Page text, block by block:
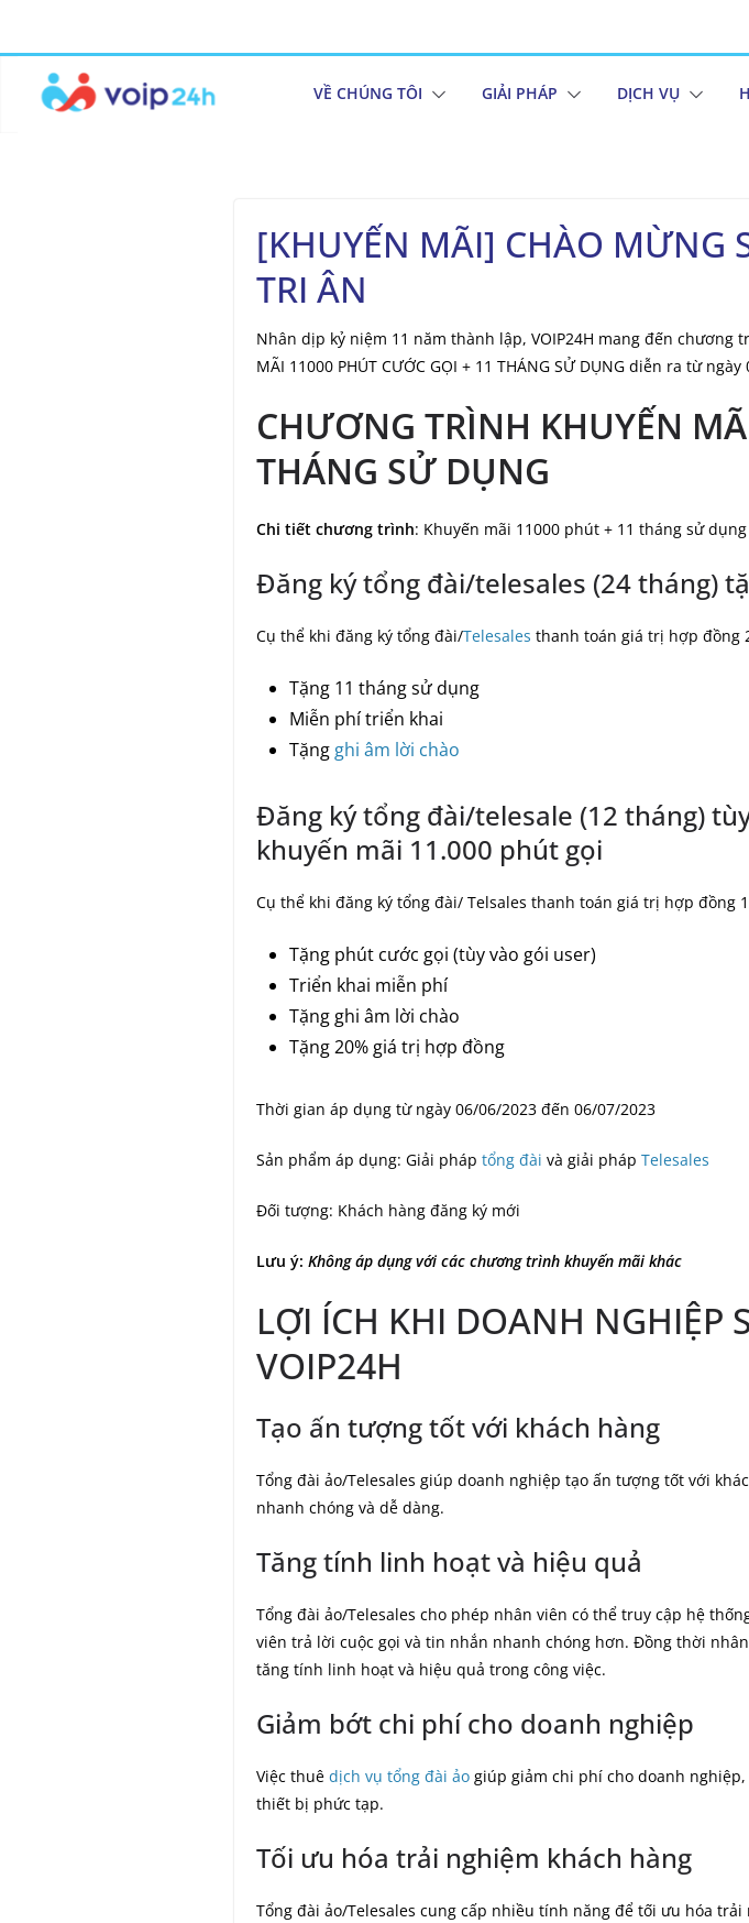
VỀ CHÚNG TÔI GIẢI PHÁP DỊCH VỤ
[KHUYẾN MÃI] CHÀO MỪNG
TRI ÂN
Nhân dịp kỷ niệm 11 năm thành lập, VOIP24H mang đến chương
MÃI 11000 PHÚT CƯỚC GỌI + 11 THÁNG SỬ DỤNG diễn ra từ
CHƯƠNG TRÌNH KHUYẾN
THÁNG SỬ DỤNG
Chi tiết chương trình: Khuyến mãi 11000 phút + 11 tháng sử dụng
Đăng ký tổng đài/telesales (24 tháng)
Cụ thể khi đăng ký tổng đài/Telesales thanh toán giá trị hợp đồng
Tặng 11 tháng sử dụng
Miễn phí triển khai
Tặng ghi âm lời chào
Đăng ký tổng đài/telesale (12 tháng)
khuyến mãi 11.000 phút gọi
Cụ thể khi đăng ký tổng đài/ Telsales thanh toán giá trị hợp đồng
Tặng phút cước gọi (tùy vào gói user)
Triển khai miễn phí
Tặng ghi âm lời chào
Tặng 20% giá trị hợp đồng
Thời gian áp dụng từ ngày 06/06/2023 đến 06/07/2023
Sản phẩm áp dụng: Giải pháp tổng đài và giải pháp Telesales
Đối tượng: Khách hàng đăng ký mới
Lưu ý: Không áp dụng với các chương trình khuyến mãi khác
LỢI ÍCH KHI DOANH NGHIỆP
VOIP24H
Tạo ấn tượng tốt với khách hàng
Tổng đài ảo/Telesales giúp doanh nghiệp tạo ấn tượng tốt với
nhanh chóng và dễ dàng.
Tăng tính linh hoạt và hiệu quả
Tổng đài ảo/Telesales cho phép nhân viên có thể truy cập hệ
viên trả lời cuộc gọi và tin nhắn nhanh chóng hơn. Đồng thời
tăng tính linh hoạt và hiệu quả trong công việc.
Giảm bớt chi phí cho doanh nghiệp
Việc thuê dịch vụ tổng đài ảogiúp giảm chi phí cho doanh nghiệp,
thiết bị phức tạp.
Tối ưu hóa trải nghiệm khách hàng
Tổng đài ảo/Telesales cung cấp nhiều tính năng để tối ưu hóa